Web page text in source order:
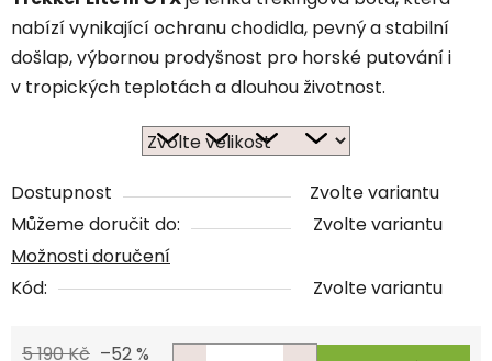
nabízí vynikající ochranu chodidla, pevný a stabilní
došlap, výbornou prodyšnost pro horské putování i
v tropických teplotách a dlouhou životnost.
Dostupnost
Zvolte variantu
Můžeme doručit do:
Zvolte variantu
Možnosti doručení
Kód:
Zvolte variantu
5 190 Kč –52 %